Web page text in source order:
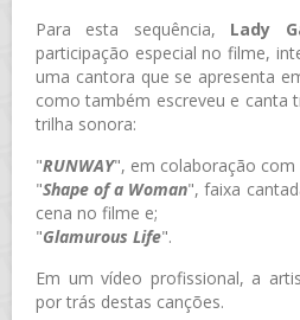
Para esta sequência, Lady
participação especial no filme,
uma cantora que se apresenta
como também escreveu e canta
trilha sonora:
"RUNWAY", em colaboração com
"Shape of a Woman", faixa
cena no filme e;
"Glamurous Life".
Em um vídeo profissional, a
por trás destas canções.